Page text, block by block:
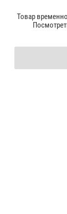
Товар